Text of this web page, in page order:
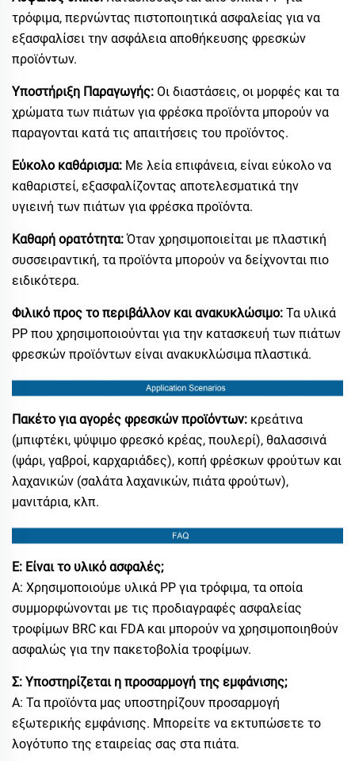
τρόφιμα, περνώντας πιστοποιητικά ασφαλείας για να
εξασφαλίσει την ασφάλεια αποθήκευσης φρεσκών
προϊόντων.
Υποστήριξη Παραγωγής: Οι διαστάσεις, οι μορφές και τα
χρώματα των πιάτων για φρέσκα προϊόντα μπορούν να
παραγονται κατά τις απαιτήσεις του προϊόντος.
Εύκολο καθάρισμα: Με λεία επιφάνεια, είναι εύκολο να
καθαριστεί, εξασφαλίζοντας αποτελεσματικά την
υγιεινή των πιάτων για φρέσκα προϊόντα.
Καθαρή ορατότητα: Όταν χρησιμοποιείται με πλαστική
συσσειραντική, τα προϊόντα μπορούν να δείχνονται πιο
ειδικότερα.
Φιλικό προς το περιβάλλον και ανακυκλώσιμο: Τα υλικά
PP που χρησιμοποιούνται για την κατασκευή των πιάτων
φρεσκών προϊόντων είναι ανακυκλώσιμα πλαστικά.
Πακέτο για αγορές φρεσκών προϊόντων: κρεάτινα
(μπιφτέκι, ψύψιμο φρεσκό κρέας, πουλερί), θαλασσινά
(ψάρι, γαβροί, καρχαριάδες), κοπή φρέσκων φρούτων και
λαχανικών (σαλάτα λαχανικών, πιάτα φρούτων),
μανιτάρια, κλπ.
Ε: Είναι το υλικό ασφαλές;
Α: Χρησιμοποιούμε υλικά PP για τρόφιμα, τα οποία
συμμορφώνονται με τις προδιαγραφές ασφαλείας
τροφίμων BRC και FDA και μπορούν να χρησιμοποιηθούν
ασφαλώς για την πακετοβολία τροφίμων.
Σ: Υποστηρίζεται η προσαρμογή της εμφάνισης;
Α: Τα προϊόντα μας υποστηρίζουν προσαρμογή
εξωτερικής εμφάνισης. Μπορείτε να εκτυπώσετε το
λογότυπο της εταιρείας σας στα πιάτα.